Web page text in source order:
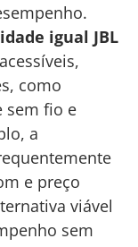
igual JBL
como
sem fio e
a
e preço
viável
sem